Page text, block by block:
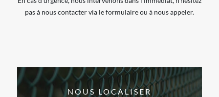
pas à nous contacter via le formulaire ou à nous appeler.
NOUS LOCALISER